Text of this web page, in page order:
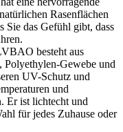
Rasenflächen
Sie das Gefühl gibt, dass
besteht aus
Polyethylen-Gewebe und
UV-Schutz und
und
Er ist lichtecht und
für jedes Zuhause oder